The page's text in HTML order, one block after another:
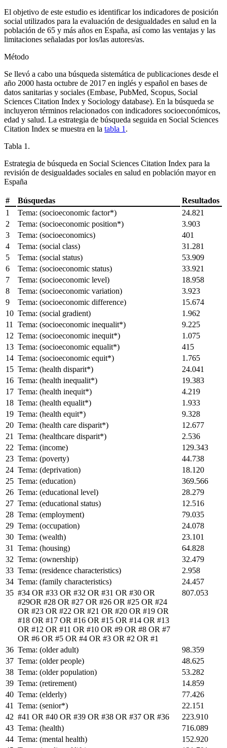
El objetivo de este estudio es identificar los indicadores de posición
social utilizados para la evaluación de desigualdades en salud en la
población de 65 y más años en España, así como las ventajas y las
limitaciones señaladas por los/las autores/as.
Método
Se llevó a cabo una búsqueda sistemática de publicaciones desde el
año 2000 hasta octubre de 2017 en inglés y español en bases de
datos sanitarias y sociales (Embase, PubMed, Scopus, Social
Sciences Citation Index y Sociology database). En la búsqueda se
incluyeron términos relacionados con indicadores socioeconómicos,
edad y salud. La estrategia de búsqueda seguida en Social Sciences
Citation Index se muestra en la tabla 1 .
Tabla 1.
Estrategia de búsqueda en Social Sciences Citation Index para la
revisión de desigualdades sociales en salud en población mayor en
España
# Búsquedas
Resultados
1
Tema: (socioeconomic factor*)
24.821
2
Tema: (socioeconomic position*)
3.903
3
Tema: (socioeconomics)
401
4
Tema: (social class)
31.281
5
Tema: (social status)
53.909
6
Tema: (socioeconomic status)
33.921
7
Tema: (socioeconomic level)
18.958
8
Tema: (socioeconomic variation)
3.923
9
Tema: (socioeconomic difference)
15.674
10 Tema: (social gradient)
1.962
11
Tema: (socioeconomic inequalit*)
9.225
12 Tema: (socioeconomic inequit*)
1.075
13 Tema: (socioeconomic equalit*)
415
14 Tema: (socioeconomic equit*)
1.765
15 Tema: (health disparit*)
24.041
16 Tema: (health inequalit*)
19.383
17 Tema: (health inequit*)
4.219
18 Tema: (health equalit*)
1.933
19 Tema: (health equit*)
9.328
20 Tema: (health care disparit*)
12.677
21
Tema: (healthcare disparit*)
2.536
22 Tema: (income)
129.343
23 Tema: (poverty)
44.738
24 Tema: (deprivation)
18.120
25 Tema: (education)
369.566
26 Tema: (educational level)
28.279
27 Tema: (educational status)
12.516
28 Tema: (employment)
79.035
29 Tema: (occupation)
24.078
30 Tema: (wealth)
23.101
31
Tema: (housing)
64.828
32 Tema: (ownership)
32.479
33 Tema: (residence characteristics)
2.958
34 Tema: (family characteristics)
24.457
35 #34 OR #33 OR #32 OR #31 OR #30 OR
#29OR #28 OR #27 OR #26 OR #25 OR #24
OR #23 OR #22 OR #21 OR #20 OR #19 OR
#18 OR #17 OR #16 OR #15 OR #14 OR #13
OR #12 OR #11 OR #10 OR #9 OR #8 OR #7
OR #6 OR #5 OR #4 OR #3 OR #2 OR #1
807.053
36 Tema: (older adult)
98.359
37 Tema: (older people)
48.625
38 Tema: (older population)
53.282
39 Tema: (retirement)
14.859
40 Tema: (elderly)
77.426
41
Tema: (senior*)
22.151
42 #41 OR #40 OR #39 OR #38 OR #37 OR #36
223.910
43 Tema: (health)
716.089
44 Tema: (mental health)
152.920